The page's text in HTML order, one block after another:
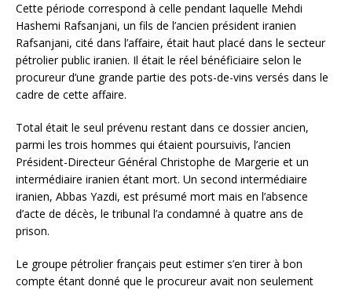
Cette période correspond à celle pendant laquelle Mehdi
Hashemi Rafsanjani, un fils de l’ancien président iranien
Rafsanjani, cité dans l’affaire, était haut placé dans le secteur
pétrolier public iranien. Il était le réel bénéficiaire selon le
procureur d’une grande partie des pots-de-vins versés dans le
cadre de cette affaire.
Total était le seul prévenu restant dans ce dossier ancien,
parmi les trois hommes qui étaient poursuivis, l’ancien
Président-Directeur Général Christophe de Margerie et un
intermédiaire iranien étant mort. Un second intermédiaire
iranien, Abbas Yazdi, est présumé mort mais en l’absence
d’acte de décès, le tribunal l’a condamné à quatre ans de
prison.
Le groupe pétrolier français peut estimer s’en tirer à bon
compte étant donné que le procureur avait non seulement